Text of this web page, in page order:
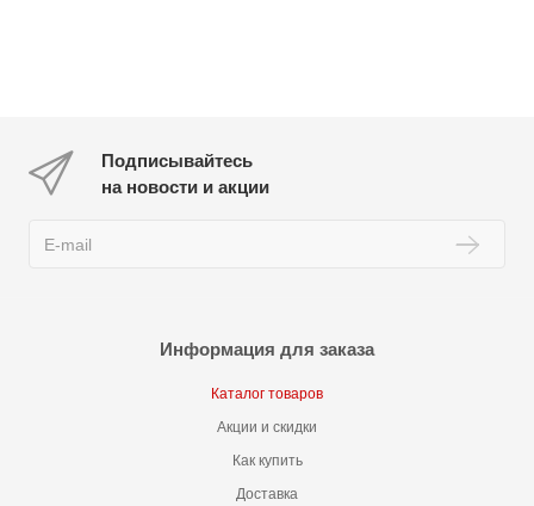
Подписывайтесь
на новости и акции
Информация для заказа
Каталог товаров
Акции и скидки
Как купить
Доставка